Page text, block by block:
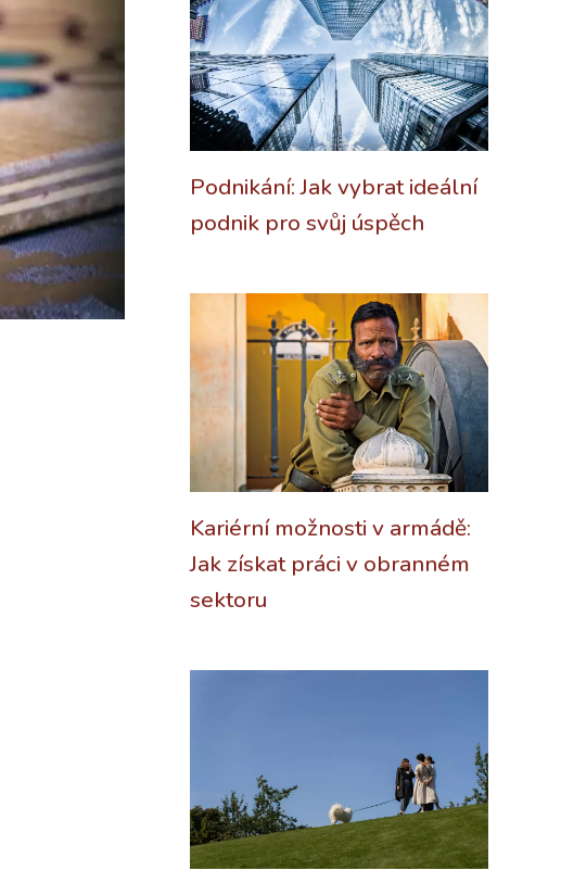
Podnikání: Jak vybrat ideální
podnik pro svůj úspěch
Kariérní možnosti v armádě:
Jak získat práci v obranném
sektoru